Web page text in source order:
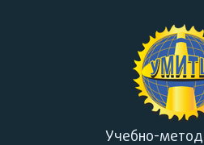
Учебно-